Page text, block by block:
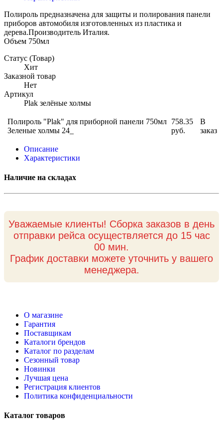
Полироль предназначена для защиты и полирования панели
приборов автомобиля изготовленных из пластика и
дерева.Производитель Италия.
Объем 750мл
Статус (Товар)
Хит
Заказной товар
Нет
Артикул
Plak зелёные холмы
Полироль "Plak" для приборной панели 750мл
Зеленые холмы 24_
758.35
руб.
В
заказ
Описание
Характеристики
Наличие на складах
Уважаемые клиенты! Сборка заказов в день
отправки рейса осуществляется до 15 час
00 мин.
График доставки можете уточнить у вашего
менеджера.
О магазине
Гарантия
Поставщикам
Каталоги брендов
Каталог по разделам
Сезонный товар
Новинки
Лучшая цена
Регистрация клиентов
Политика конфиденциальности
Каталог товаров